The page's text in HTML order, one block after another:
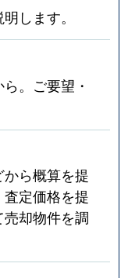
します。
。ご要望・
ら概算を提
定価格を提
却物件を調